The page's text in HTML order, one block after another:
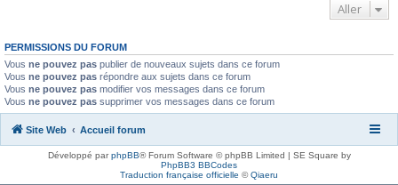
Aller
PERMISSIONS DU FORUM
Vous ne pouvez pas publier de nouveaux sujets dans ce forum
Vous ne pouvez pas répondre aux sujets dans ce forum
Vous ne pouvez pas modifier vos messages dans ce forum
Vous ne pouvez pas supprimer vos messages dans ce forum
Site Web Accueil forum
Développé parphpBB® Forum Software © phpBB Limited | SE Square by
PhpBB3 BBCodes
Traduction française officielle ©Qiaeru